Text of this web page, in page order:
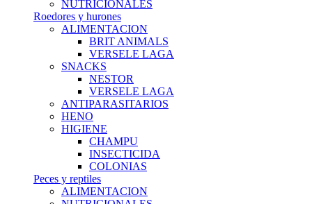
NUTRICIONALES
Roedores y hurones
ALIMENTACION
BRIT ANIMALS
VERSELE LAGA
SNACKS
NESTOR
VERSELE LAGA
ANTIPARASITARIOS
HENO
HIGIENE
CHAMPU
INSECTICIDA
COLONIAS
Peces y reptiles
ALIMENTACION